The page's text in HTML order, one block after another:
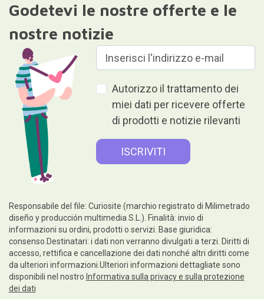
Godetevi le nostre offerte e le
nostre notizie
Autorizzo il trattamento dei
miei dati per ricevere offerte
di prodotti e notizie rilevanti
Responsabile del file: Curiosite (marchio registrato di Milimetrado
diseño y producción multimedia S.L.). Finalità: invio di
informazioni su ordini, prodotti o servizi. Base giuridica:
consenso.Destinatari: i dati non verranno divulgati a terzi. Diritti di
accesso, rettifica e cancellazione dei dati nonché altri diritti come
da ulteriori informazioni.Ulteriori informazioni dettagliate sono
disponibili nel nostro Informativa sulla privacy e sulla protezione
dei dati